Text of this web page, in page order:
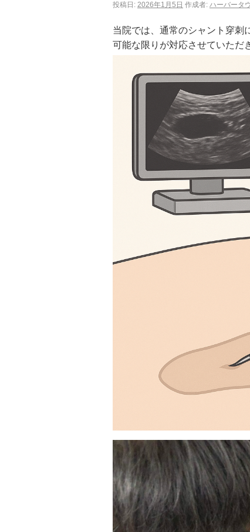
投稿日: 2026年1月5日 作成者: ハーバータ
当院では、通常のシャント穿刺
可能な限りが対応させていただ